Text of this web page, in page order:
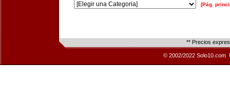
[Pág.
** Precios
© 2002/2022 Solo10.com